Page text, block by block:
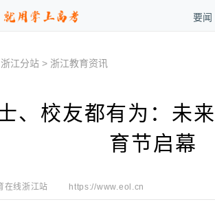
要闻
浙江分站 > 浙江教育资讯
、校友都有为：未
育节启幕
在线浙江站 https://www.eol.cn